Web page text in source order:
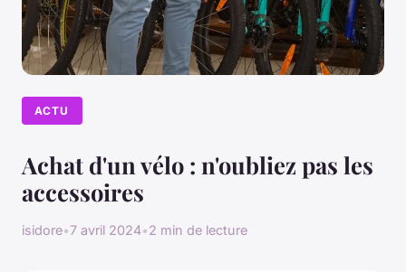
ACTU
Achat d'un vélo : n'oubliez pas les
accessoires
isidore•7 avril 2024•2 min de lecture